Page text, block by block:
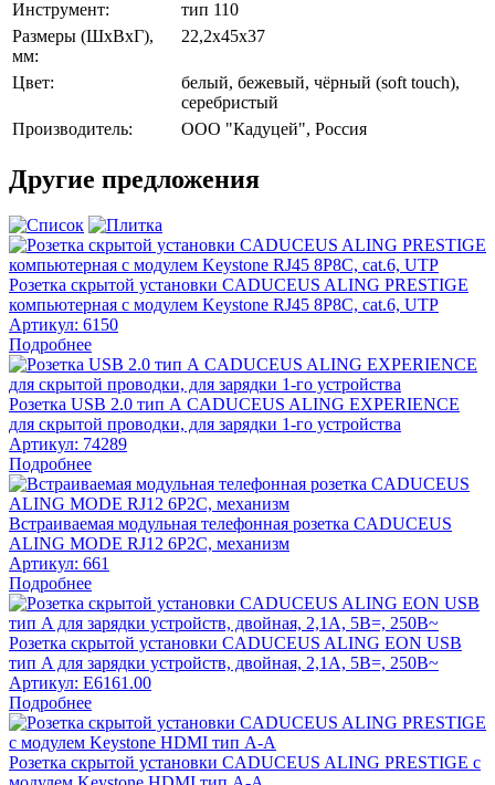
Инструмент:
тип 110
Размеры (ШхВхГ),
мм:
22,2х45х37
Цвет:
белый, бежевый, чёрный (soft touch),
серебристый
Производитель:
ООО "Кадуцей", Россия
Другие предложения
Розетка скрытой установки CADUCEUS ALING PRESTIGE
компьютерная с модулем Keystone RJ45 8P8C, cat.6, UTP
Артикул: 6150
Подробнее
Розетка USB 2.0 тип А CADUCEUS ALING EXPERIENCE
для скрытой проводки, для зарядки 1-го устройства
Артикул: 74289
Подробнее
Встраиваемая модульная телефонная розетка CADUCEUS
ALING MODE RJ12 6P2C, механизм
Артикул: 661
Подробнее
Розетка скрытой установки CADUCEUS ALING EON USB
тип A для зарядки устройств, двойная, 2,1А, 5В=, 250В~
Артикул: E6161.00
Подробнее
Розетка скрытой установки CADUCEUS ALING PRESTIGE с